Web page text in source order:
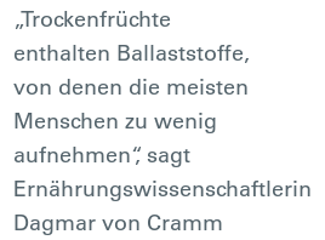
„Trockenfrüchte
enthalten Ballaststoffe,
von denen die meisten
Menschen zu wenig
aufnehmen“, sagt
Ernährungswissenschaftlerin
Dagmar von Cramm